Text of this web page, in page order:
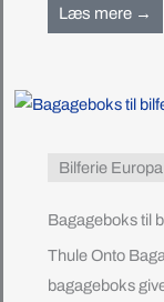
Læs mere →
Bilferie Europa
Bagageboks til
Thule Onto
bagageboks